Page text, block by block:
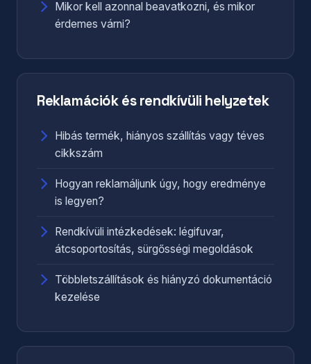
Mikor kell azonnal beavatkozni, és mikor
érdemes várni?
Reklamációk és rendkívüli helyzetek
Hibás termék, hiányos szállítás vagy téves
cikkszám
Hogyan reklamáljunk úgy, hogy eredménye
is legyen?
Rendkívüli intézkedések: légifuvar,
átcsoportosítás, sürgősségi megoldások
Többletszállítások és hiányzó dokumentáció
kezelése